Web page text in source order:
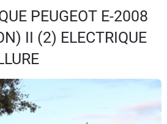
PEUGEOT E-2008
II (2) ELECTRIQUE